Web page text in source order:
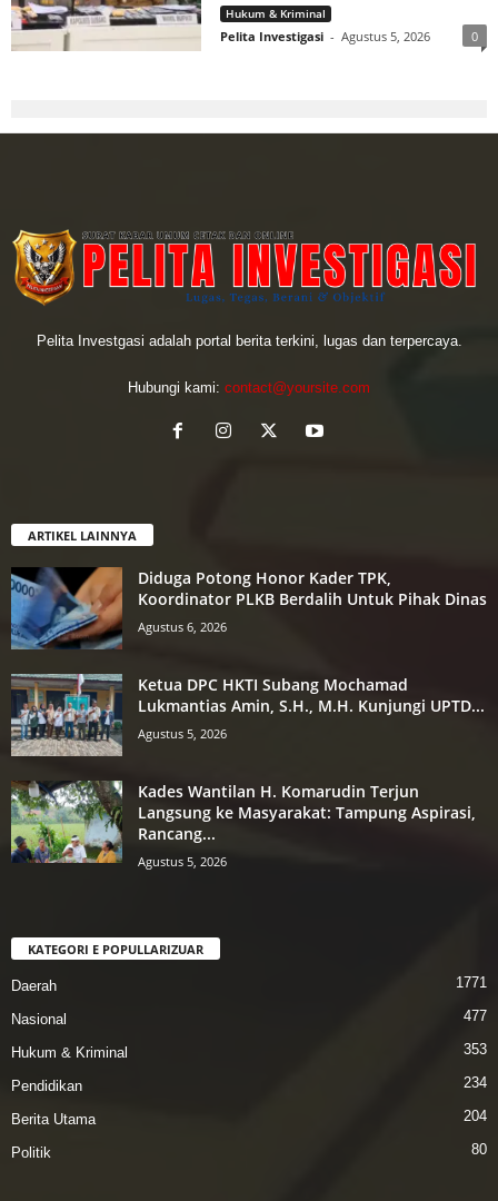
Hukum & Kriminal
Pelita Investigasi - Agustus 5, 2026 0
Pelita Investgasi adalah portal berita terkini, lugas dan terpercaya.
Hubungi kami: contact@yoursite.com
ARTIKEL LAINNYA
Diduga Potong Honor Kader TPK,
Koordinator PLKB Berdalih Untuk Pihak Dinas
Agustus 6, 2026
Ketua DPC HKTI Subang Mochamad
Lukmantias Amin, S.H., M.H. Kunjungi UPTD...
Agustus 5, 2026
Kades Wantilan H. Komarudin Terjun
Langsung ke Masyarakat: Tampung Aspirasi,
Rancang...
Agustus 5, 2026
KATEGORI E POPULLARIZUAR
Daerah 1771
Nasional 477
Hukum & Kriminal 353
Pendidikan 234
Berita Utama 204
Politik 80